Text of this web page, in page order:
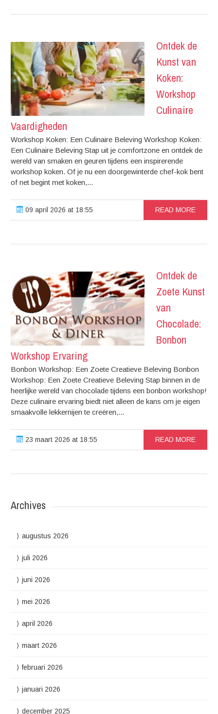
Ontdek de
Kunst van
Koken:
Workshop
Culinaire
Vaardigheden
Workshop Koken: Een Culinaire Beleving Workshop Koken:
Een Culinaire Beleving Stap uit je comfortzone en ontdek de
wereld van smaken en geuren tijdens een inspirerende
workshop koken. Of je nu een doorgewinterde chef-kok bent
of net begint met koken,...
09 april 2026 at 18:55 READ MORE
Ontdek de
Zoete Kunst
van
Chocolade:
Bonbon
Workshop Ervaring
Bonbon Workshop: Een Zoete Creatieve Beleving Bonbon
Workshop: Een Zoete Creatieve Beleving Stap binnen in de
heerlijke wereld van chocolade tijdens een bonbon workshop!
Deze culinaire ervaring biedt niet alleen de kans om je eigen
smaakvolle lekkernijen te creëren,...
23 maart 2026 at 18:55 READ MORE
Archives
augustus 2026
juli 2026
juni 2026
mei 2026
april 2026
maart 2026
februari 2026
januari 2026
december 2025